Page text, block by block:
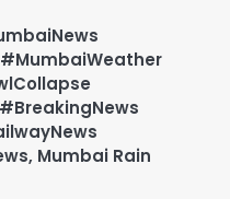
, Mumbai Rain